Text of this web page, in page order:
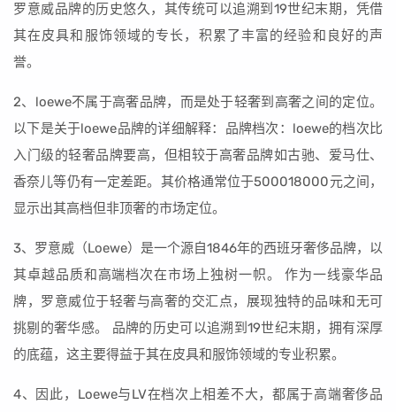
罗意威品牌的历史悠久，其传统可以追溯到19世纪末期，凭借
其在皮具和服饰领域的专长，积累了丰富的经验和良好的声
誉。
2、loewe不属于高奢品牌，而是处于轻奢到高奢之间的定位。
以下是关于loewe品牌的详细解释：品牌档次：loewe的档次比
入门级的轻奢品牌要高，但相较于高奢品牌如古驰、爱马仕、
香奈儿等仍有一定差距。其价格通常位于500018000元之间，
显示出其高档但非顶奢的市场定位。
3、罗意威（Loewe）是一个源自1846年的西班牙奢侈品牌，以
其卓越品质和高端档次在市场上独树一帜。 作为一线豪华品
牌，罗意威位于轻奢与高奢的交汇点，展现独特的品味和无可
挑剔的奢华感。 品牌的历史可以追溯到19世纪末期，拥有深厚
的底蕴，这主要得益于其在皮具和服饰领域的专业积累。
4、因此，Loewe与LV在档次上相差不大，都属于高端奢侈品